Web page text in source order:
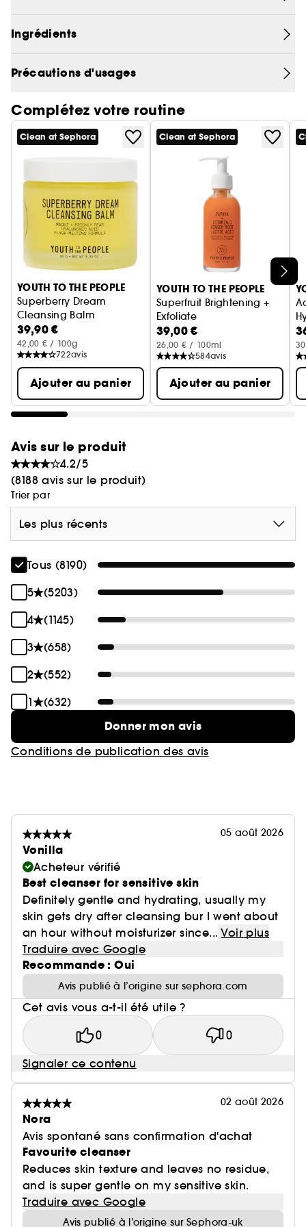
équilibrer le pH sans assécher la peau – Le tout
en 30 secondes.
Ingrédients
Précautions d'usages
Complétez votre routine
Ignorer le carrousel produits
Clean at Sephora
YOUTH TO THE PEOPLE
Superberry Dream
Cleansing Balm
Baume Nettoyant Démaquillant
39,90 €
42,00 € / 100g
722avis
Ajouter au panier
Clean at Sephora
YOUTH TO THE PEOPLE
Superfruit Brightening +
Exfoliate
Papaya + Vitamin C
39,00 €
26,00 € / 100ml
584avis
Ajouter au panier
Avis sur le produit
4.2/5
(8188 avis sur le produit)
Trier par
Les plus récents
Tous (8190)
5
(5203)
4
(1145)
3
(658)
2
(552)
1
(632)
Donner mon avis
Conditions de publication des avis
05 août 2026
Vonilla
Acheteur vérifié
Best cleanser for sensitive skin
Definitely gentle and hydrating, usually my
skin gets dry after cleansing bur I went about
an hour without moisturizer since... Voir plus
Traduire avec Google
Recommande : Oui
Avis publié à l’origine sur sephora.com
Cet avis vous a-t-il été utile ?
0 0
Signaler ce contenu
02 août 2026
Nora
Avis spontané sans confirmation d'achat
Favourite cleanser
Reduces skin texture and leaves no residue,
and is super gentle on my sensitive skin.
Traduire avec Google
Avis publié à l’origine sur Sephora-uk